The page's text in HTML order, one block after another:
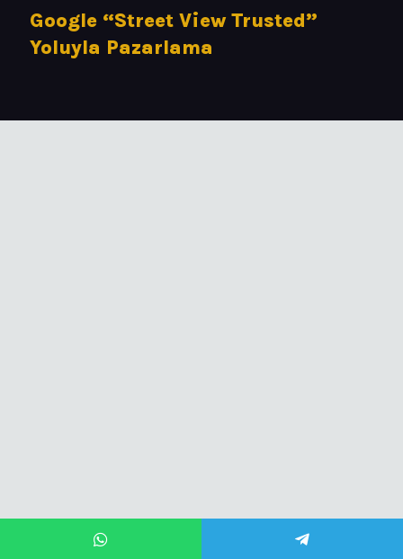
Google “Street View Trusted”
Yoluyla Pazarlama